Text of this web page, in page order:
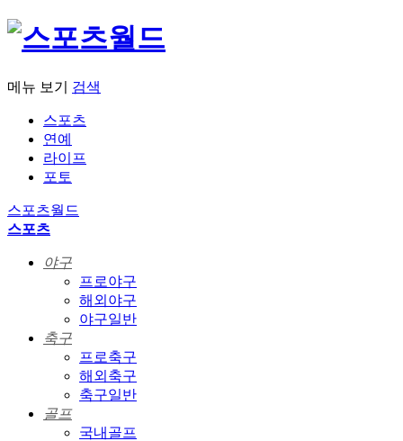
메뉴 보기 검색
스포츠
연예
라이프
포토
스포츠월드
스포츠
야구
프로야구
해외야구
야구일반
축구
프로축구
해외축구
축구일반
골프
국내골프